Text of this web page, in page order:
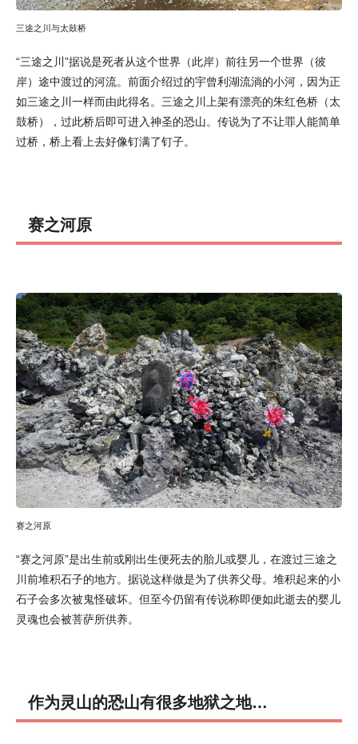
三途之川与太鼓桥
“三途之川”据说是死者从这个世界（此岸）前往另一个世界（彼
岸）途中渡过的河流。前面介绍过的宇曾利湖流淌的小河，因为正
如三途之川一样而由此得名。三途之川上架有漂亮的朱红色桥（太
鼓桥），过此桥后即可进入神圣的恐山。传说为了不让罪人能简单
过桥，桥上看上去好像钉满了钉子。
赛之河原
赛之河原
“赛之河原”是出生前或刚出生便死去的胎儿或婴儿，在渡过三途之
川前堆积石子的地方。据说这样做是为了供养父母。堆积起来的小
石子会多次被鬼怪破坏。但至今仍留有传说称即便如此逝去的婴儿
灵魂也会被菩萨所供养。
作为灵山的恐山有很多地狱之地…